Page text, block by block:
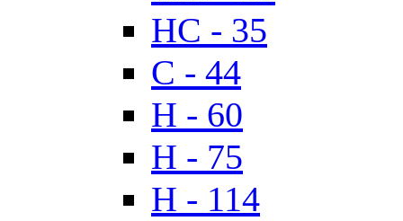
HC - 35
C - 44
H - 60
H - 75
H - 114